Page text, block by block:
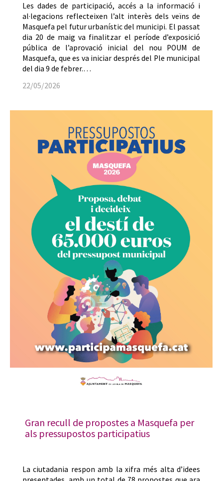
Les dades de participació, accés a la informació i
al·legacions reflecteixen l’alt interès dels veïns de
Masquefa pel futur urbanístic del municipi. El passat
dia 20 de maig va finalitzar el període d’exposició
pública de l’aprovació inicial del nou POUM de
Masquefa, que es va iniciar després del Ple municipal
del dia 9 de febrer.…
22/05/2026
Gran recull de propostes a Masquefa per
als pressupostos participatius
La ciutadania respon amb la xifra més alta d’idees